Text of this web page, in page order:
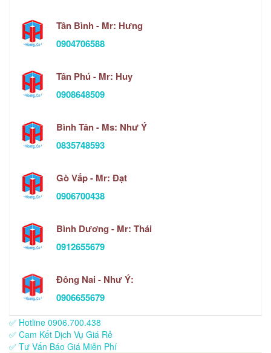
Tân Bình - Mr: Hưng
0904706588
Tân Phú - Mr: Huy
0908648509
Bình Tân - Ms: Như Ý
0835748593
Gò Vấp - Mr: Đạt
0906700438
Bình Dương - Mr: Thái
0912655679
Đông Nai - Như Ý:
0906655679
✅ Hotline 0906.700.438
✅ Cam Kết Dịch Vụ Giá Rẻ
✅ Tư Vấn Báo Giá Miễn Phí